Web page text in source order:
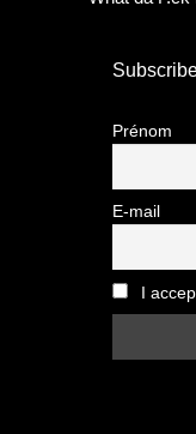
Prénom
E-mail
I